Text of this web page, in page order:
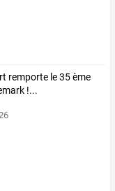
remporte le 35 ème
!...